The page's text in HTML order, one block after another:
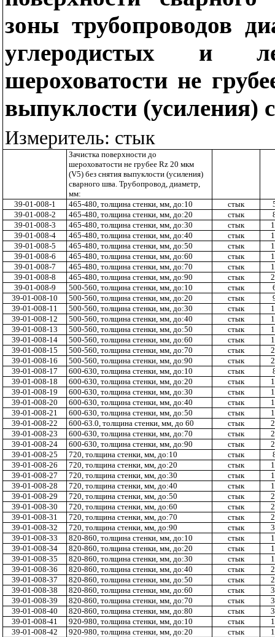
зоны трубопроводов
углеродистых и
шероховатости не
выпуклости (усиления)
Измеритель: стык
Зачистка поверхности до
шероховатости не грубее Rz20 мкм
(V5) без снятия выпуклости (усиления)
сварного шва. Трубопровод, диаметр,
мм:
39-01-008-1
465-480, толщина стенки, мм, до:10 стык
39-01-008-2
465-480, толщина стенки, мм, до:20 стык
39-01-008-3
465-480, толщина стенки, мм, до:30 стык
39-01-008-4
465-480, толщина стенки, мм, до:40 стык
39-01-008-5
465-480, толщина стенки, мм, до:50 стык
39-01-008-6
465-480, толщина стенки, мм, до:60 стык
39-01-008-7
465-480, толщина стенки, мм, до:70 стык
39-01-008-8
465-480, толщина стенки, мм, до:90 стык
39-01-008-9
500-560, толщина стенки, мм, до:10 стык
39-01-008-10
500-560, толщина стенки, мм, до:20 стык
39-01-008-11
500-560, толщина стенки, мм, до:30 стык
39-01-008-12
500-560, толщина стенки, мм, до:40 стык
39-01-008-13
500-560, толщина стенки, мм, до:50 стык
39-01-008-14
500-560, толщина стенки, мм, до:60 стык
39-01-008-15
500-560, толщина стенки, мм, до:70 стык
39-01-008-16
500-560, толщина стенки, мм, до:90 стык
39-01-008-17
600-630, толщина стенки, мм, до:10 стык
39-01-008-18
600-630, толщина стенки, мм, до:20 стык
39-01-008-19
600-630, толщина стенки, мм, до:30 стык
39-01-008-20
600-630, толщина стенки, мм, до:40 стык
39-01-008-21
600-630, толщина стенки, мм, до:50 стык
39-01-008-22
600-63.0, толщина стенки, мм, до 60 стык
39-01-008-23
600-630, толщина стенки, мм, до:70 стык
39-01-008-24
600-630, толщина стенки, мм, до:90 стык
39-01-008-25
720, толщина стенки, мм, до:10 стык
39-01-008-26
720, толщина стенки, мм, до:20 стык
39-01-008-27
720, толщина стенки, мм, до:30 стык
39-01-008-28
720, толщина стенки, мм, до:40 стык
39-01-008-29
720, толщина стенки, мм, до:50 стык
39-01-008-30
720, толщина стенки, мм, до:60 стык
39-01-008-31
720, толщина стенки, мм, до:70 стык
39-01-008-32
720, толщина стенки, мм, до:90 стык
39-01-008-33
820-860, толщина стенки, мм, до:10 стык
39-01-008-34
820-860, толщина стенки, мм, до:20 стык
39-01-008-35
820-860, толщина стенки, мм, до:30 стык
39-01-008-36
820-860, толщина стенки, мм, до:40 стык
39-01-008-37
820-860, толщина стенки, мм, до:50 стык
39-01-008-38
820-860, толщина стенки, мм, до:60 стык
39-01-008-39
820-860, толщина стенки, мм, до:70 стык
39-01-008-40
820-860, толщина стенки, мм, до:80 стык
39-01-008-41
920-980, толщина стенки, мм, до:10 стык
39-01-008-42
920-980, толщина стенки, мм, до:20 стык